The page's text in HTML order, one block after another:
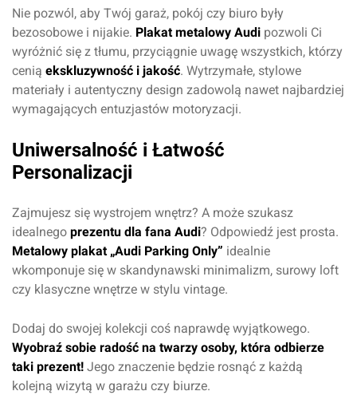
Nie pozwól, aby Twój garaż, pokój czy biuro były
bezosobowe i nijakie. Plakat metalowy Audi pozwoli Ci
wyróżnić się z tłumu, przyciągnie uwagę wszystkich, którzy
cenią ekskluzywność i jakość. Wytrzymałe, stylowe
materiały i autentyczny design zadowolą nawet najbardziej
wymagających entuzjastów motoryzacji.
Uniwersalność i Łatwość
Personalizacji
Zajmujesz się wystrojem wnętrz? A może szukasz
idealnego prezentu dla fana Audi? Odpowiedź jest prosta.
Metalowy plakat „Audi Parking Only” idealnie
wkomponuje się w skandynawski minimalizm, surowy loft
czy klasyczne wnętrze w stylu vintage.
Dodaj do swojej kolekcji coś naprawdę wyjątkowego.
Wyobraź sobie radość na twarzy osoby, która odbierze
taki prezent! Jego znaczenie będzie rosnąć z każdą
kolejną wizytą w garażu czy biurze.
Przyznaj ocenę:
Imię i nazwisko*
Komentarz*
Dodaj ocenę